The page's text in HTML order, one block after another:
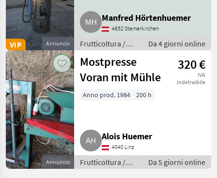
Annuncio
VIP
Manfred Hörtenhuemer
4652 Steinerkirchen
Frutticoltura /
Altre macchine
per frutticoltura
Da 4 giorni online
Annuncio
Mostpresse
Voran mit Mühle
320 €
IVA
indetraibile
Anno prod. 1984 200 h
Alois Huemer
4040 Linz
Frutticoltura /
Altre macchine
Da 5 giorni online